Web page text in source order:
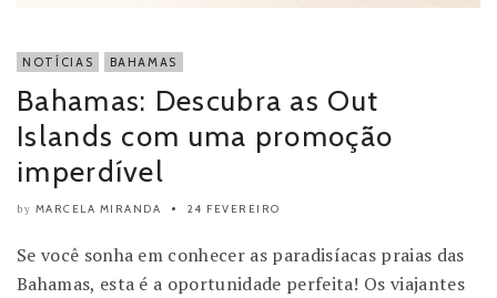
NOTÍCIAS BAHAMAS
Bahamas: Descubra as Out
Islands com uma promoção
imperdível
by MARCELA MIRANDA 24 FEVEREIRO
Se você sonha em conhecer as paradisíacas praias das
Bahamas, esta é a oportunidade perfeita! Os viajantes